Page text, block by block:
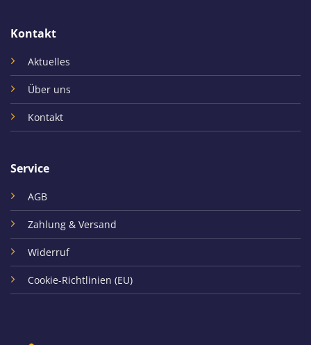
Kontakt
Aktuelles
Über uns
Kontakt
Service
AGB
Zahlung & Versand
Widerruf
Cookie-Richtlinien (EU)